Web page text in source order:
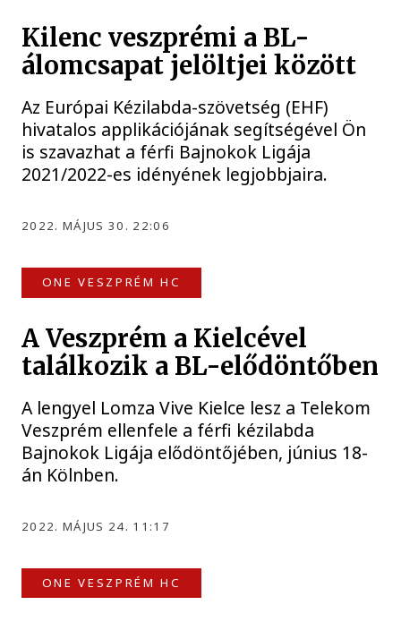
Kilenc veszprémi a BL-
álomcsapat jelöltjei között
Az Európai Kézilabda-szövetség (EHF)
hivatalos applikációjának segítségével Ön
is szavazhat a férfi Bajnokok Ligája
2021/2022-es idényének legjobbjaira.
2022. MÁJUS 30. 22:06
ONE VESZPRÉM HC
A Veszprém a Kielcével
találkozik a BL-elődöntőben
A lengyel Lomza Vive Kielce lesz a Telekom
Veszprém ellenfele a férfi kézilabda
Bajnokok Ligája elődöntőjében, június 18-
án Kölnben.
2022. MÁJUS 24. 11:17
ONE VESZPRÉM HC